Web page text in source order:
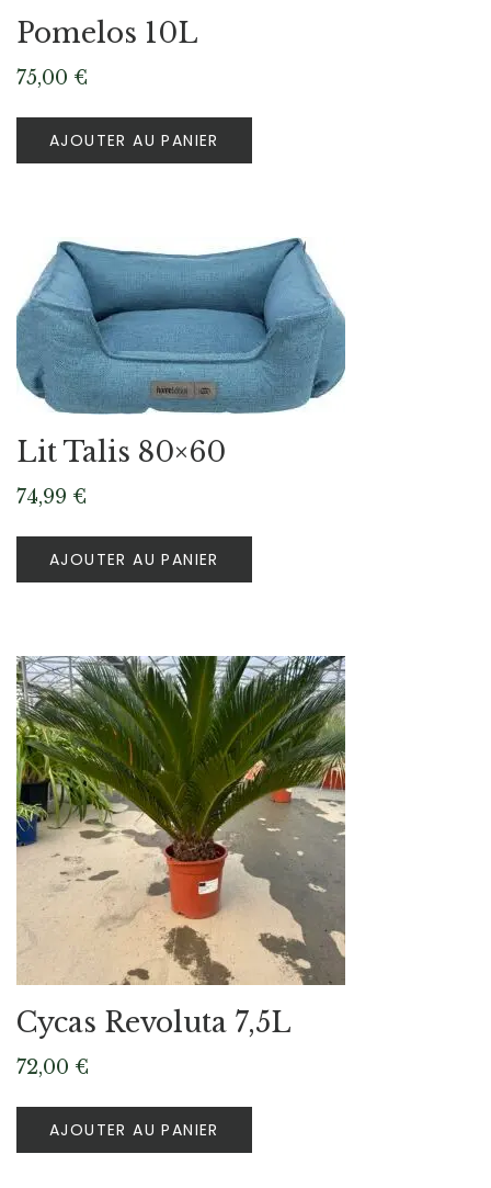
Pomelos 10L
75,00 €
AJOUTER AU PANIER
Lit Talis 80×60
74,99 €
AJOUTER AU PANIER
Cycas Revoluta 7,5L
72,00 €
AJOUTER AU PANIER